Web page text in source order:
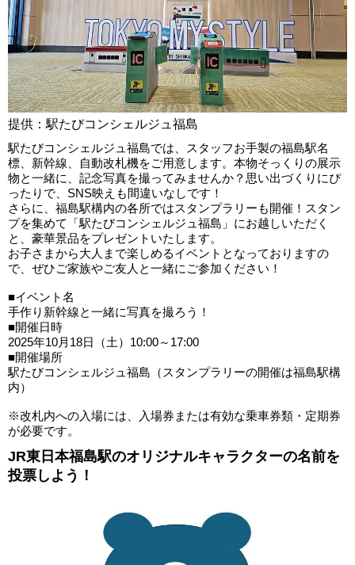
提供：駅たびコンシェルジュ福島
駅たびコンシェルジュ福島では、スタッフお手製の福島駅名
標、新幹線、自動改札機をご用意します。本物そっくりの展示
物と一緒に、記念写真を撮ってみませんか？思い出づくりにぴ
ったりで、SNS映えも間違いなしです！
さらに、福島駅構内の各所ではスタンプラリーも開催！スタン
プを集めて「駅たびコンシェルジュ福島」にお越しいただく
と、豪華景品をプレゼントいたします。
お子さまから大人まで楽しめるイベントとなっておりますの
で、ぜひご家族やご友人と一緒にご参加ください！
■イベント名
手作り新幹線と一緒に写真を撮ろう！
■開催日時
2025年10月18日（土）10:00～17:00
■開催場所
駅たびコンシェルジュ福島（スタンプラリーの開催は福島駅構
内）
※改札内への入場には、入場券または有効な乗車券類・定期券
が必要です。
JR東日本福島駅のオリジナルキャラクターの名前を
投票しよう！